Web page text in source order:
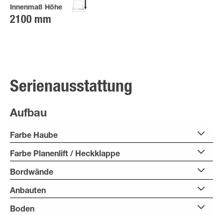
Innenmaß Höhe
2100 mm
Serienausstattung
Aufbau
Farbe Haube
Farbe Planenlift / Heckklappe
Bordwände
Anbauten
Boden